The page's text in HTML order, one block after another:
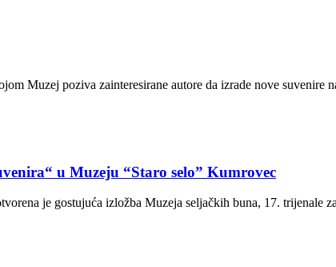
Muzej poziva zainteresirane autore da izrade nove suvenire
u Muzeju “Staro selo” Kumrovec
je gostujuća izložba Muzeja seljačkih buna, 17. trijenale